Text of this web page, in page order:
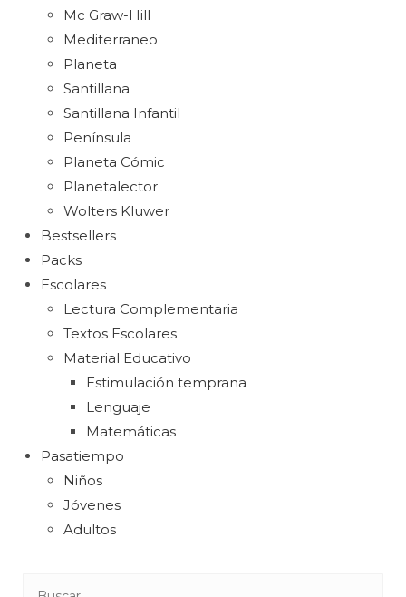
Mc Graw-Hill
Mediterraneo
Planeta
Santillana
Santillana Infantil
Península
Planeta Cómic
Planetalector
Wolters Kluwer
Bestsellers
Packs
Escolares
Lectura Complementaria
Textos Escolares
Material Educativo
Estimulación temprana
Lenguaje
Matemáticas
Pasatiempo
Niños
Jóvenes
Adultos